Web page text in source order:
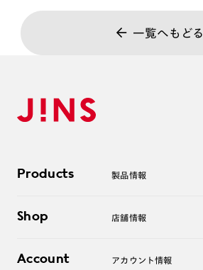
一覧へもどる
Products 製品情報
サングラス
コンタクトレンズ
Shop 店舗情報
オンラインショップ
Account アカウント情報